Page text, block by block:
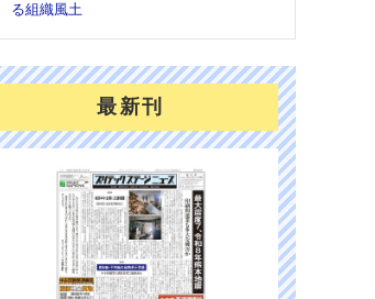
る組織風土
最新刊